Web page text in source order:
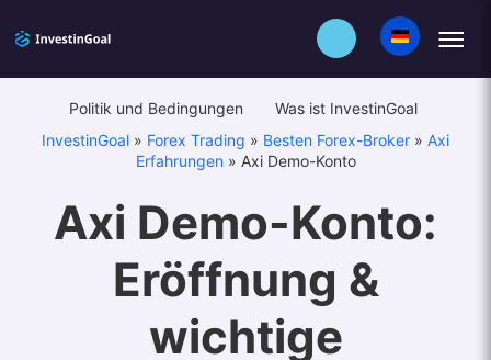
Politik und Bedingungen
Was ist InvestinGoal
InvestinGoal » Forex Trading » Besten Forex-Broker » Axi
Erfahrungen » Axi Demo-Konto
Axi Demo-Konto:
Eröffnung &
wichtige